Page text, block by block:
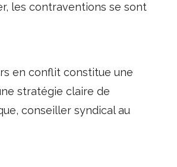
les contraventions se sont
en conflit constitue une
stratégie claire de
conseiller syndical au